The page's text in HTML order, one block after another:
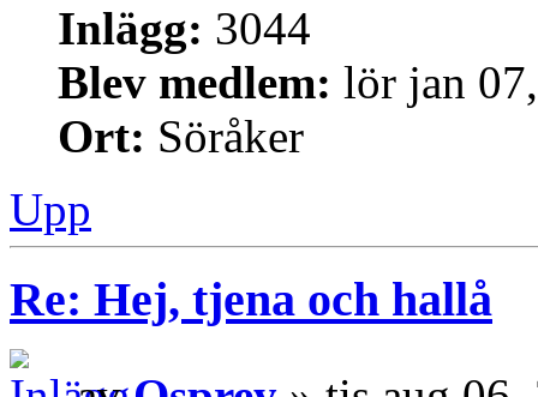
Inlägg: 3044
Blev medlem: lör jan
Ort: Söråker
Upp
Re: Hej, tjena och hallå